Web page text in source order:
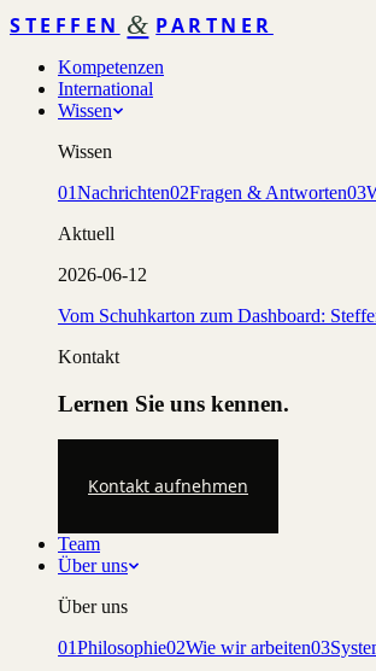
STEFFEN & PARTNER
Kompetenzen
International
Wissen
Wissen
01Nachrichten02Fragen & Antworten03
Aktuell
2026-06-12
Vom Schuhkarton zum Dashboard:
Kontakt
Lernen Sie uns kennen.
Kontakt aufnehmen
Team
Über uns
Über uns
01Philosophie02Wie wir arbeiten03